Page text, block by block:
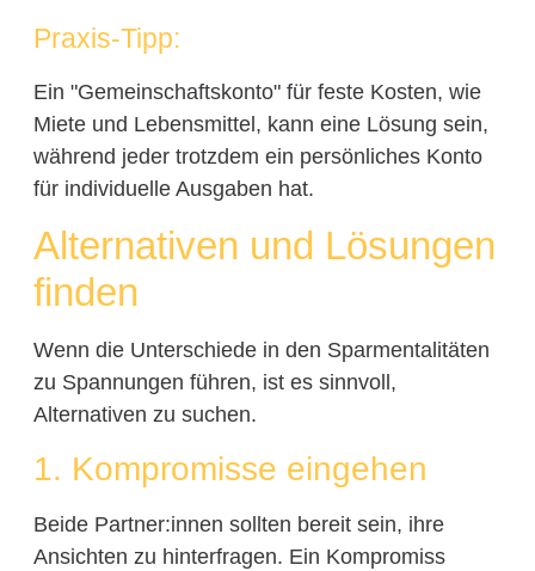
Praxis-Tipp:
Ein "Gemeinschaftskonto" für feste Kosten, wie
Miete und Lebensmittel, kann eine Lösung sein,
während jeder trotzdem ein persönliches Konto
für individuelle Ausgaben hat.
Alternativen und Lösungen
finden
Wenn die Unterschiede in den Sparmentalitäten
zu Spannungen führen, ist es sinnvoll,
Alternativen zu suchen.
1. Kompromisse eingehen
Beide Partner:innen sollten bereit sein, ihre
Ansichten zu hinterfragen. Ein Kompromiss